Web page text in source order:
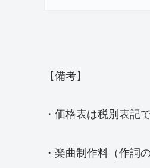
【備考】
・価格表は税別表記
・楽曲制作料（作詞